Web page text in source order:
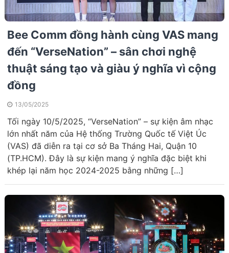
Bee Comm đồng hành cùng VAS mang
đến “VerseNation” – sân chơi nghệ
thuật sáng tạo và giàu ý nghĩa vì cộng
đồng
13/05/2025
Tối ngày 10/5/2025, “VerseNation” – sự kiện âm nhạc
lớn nhất năm của Hệ thống Trường Quốc tế Việt Úc
(VAS) đã diễn ra tại cơ sở Ba Tháng Hai, Quận 10
(TP.HCM). Đây là sự kiện mang ý nghĩa đặc biệt khi
khép lại năm học 2024-2025 bằng những […]